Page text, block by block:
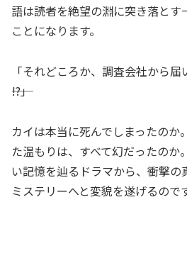
語は読者を絶望の淵に突き落とす
ことになります。
「それどころか、調査会社から
――!?」
カイは本当に死んでしまったのか
た温もりは、すべて幻だったのか
い記憶を辿るドラマから、衝撃
ミステリーへと変貌を遂げるので